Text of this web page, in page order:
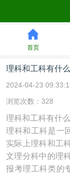
首页
理科和工科有什
2024-04-23
浏览次数：328
理科和工科有什
理科和工科是一
实际上理科和工
文理分科中的理
报考理工科类的